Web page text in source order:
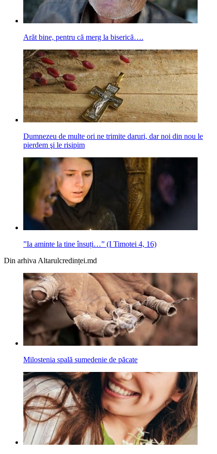
Arăt bine, pentru că merg la biserică….
Dumnezeu de multe ori ne trimite daruri, dar noi din nou le
pierdem şi le risipim
”Ia aminte la tine însuți…” (I Timotei 4, 16)
Din arhiva Altarulcredinței.md
Milostenia spală sumedenie de păcate